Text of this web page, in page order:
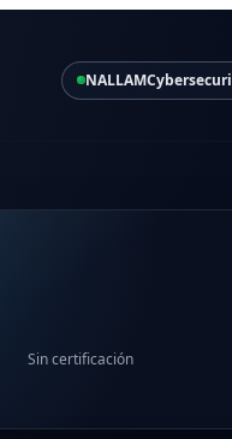
NALLAM
Sin certificación